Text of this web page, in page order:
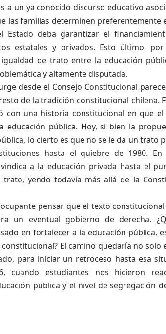
a un ya conocido discurso educativo
lasfamilias determinen preferentemente
Estado deba garantizar el
estatales y privados. Esto último,
de trato entre la educación
y altamente disputada.
desde el Consejo Constitucional
de la tradición constitucional chilena.
con una historia constitucional en que
educación pública. Hoy, si bien la
lo cierto es que no se le da un trato
hasta el quiebre de 1980. En
a la educación privada hasta el
yendo todavía más allá de la
pensar que el texto
un eventual gobierno de derecha.
en fortalecer a la educación pública,
El camino quedaría no solo
para iniciar un retroceso hasta esa
cuando estudiantes nos hicieron
pública y el nivel de segregación